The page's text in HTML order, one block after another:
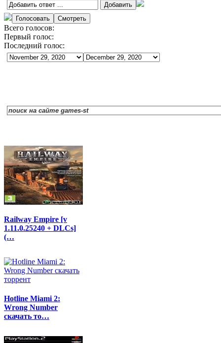
Всего голосов:
Первый голос:
Последний голос:
Railway Empire [v
1.11.0.25240 + DLCs]
(…
Hotline Miami 2:
Wrong Number
скачать то…